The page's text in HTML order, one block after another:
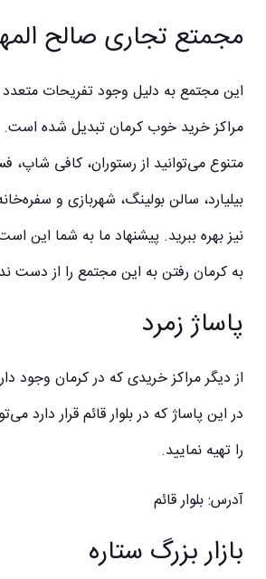
مجمتع تجاری صالح
این مجتمع به دلیل وجود تفریحات متعدد
مراکز خرید خوب کرمان تبدیل شده است.
متنوع می‌توانید از رستوران، کافی
بیلیارد، سالن بولینگ، شهربازی و
نیز بهره ببرید. پیشنهاد ما به شما این
به کرمان رفتن به این مجتمع را از دست
پاساژ زمرد
از دیگر مراکز خریدی که در کرمان وجود
در این پاساژ که در بلوار قائم قرار دارد
را تهیه نمایید.
آدرس: بلوار قائم
بازار بزرگ ستاره